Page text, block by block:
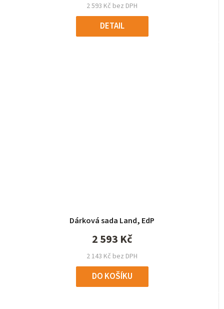
2 593 Kč bez DPH
DETAIL
Dárková sada Land, EdP
2 143 Kč bez DPH
2 593 Kč
DO KOŠÍKU